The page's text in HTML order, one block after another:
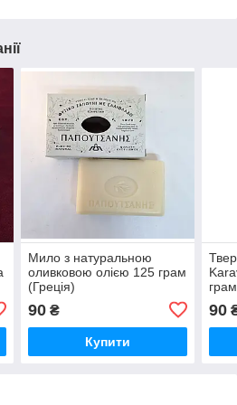
Мило з натуральною
оливковою олією 125 грам
(Греція)
90₴
Купити
90